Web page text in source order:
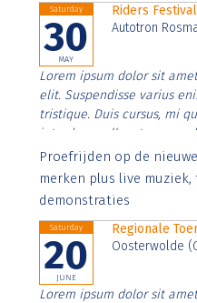
Saturday
30
MAY
Riders Festival
Autotron
Lorem ipsum dolor sit
elit. Suspendisse varius
tristique. Duis cursus, mi
interdum nulla, ut
Aenean faucibus nibh et
imperdiet. Nunc ut sem
Proefrijden op de
merken plus live
demonstraties
Saturday
20
JUNE
Regionale
Oosterwolde
Lorem ipsum dolor sit